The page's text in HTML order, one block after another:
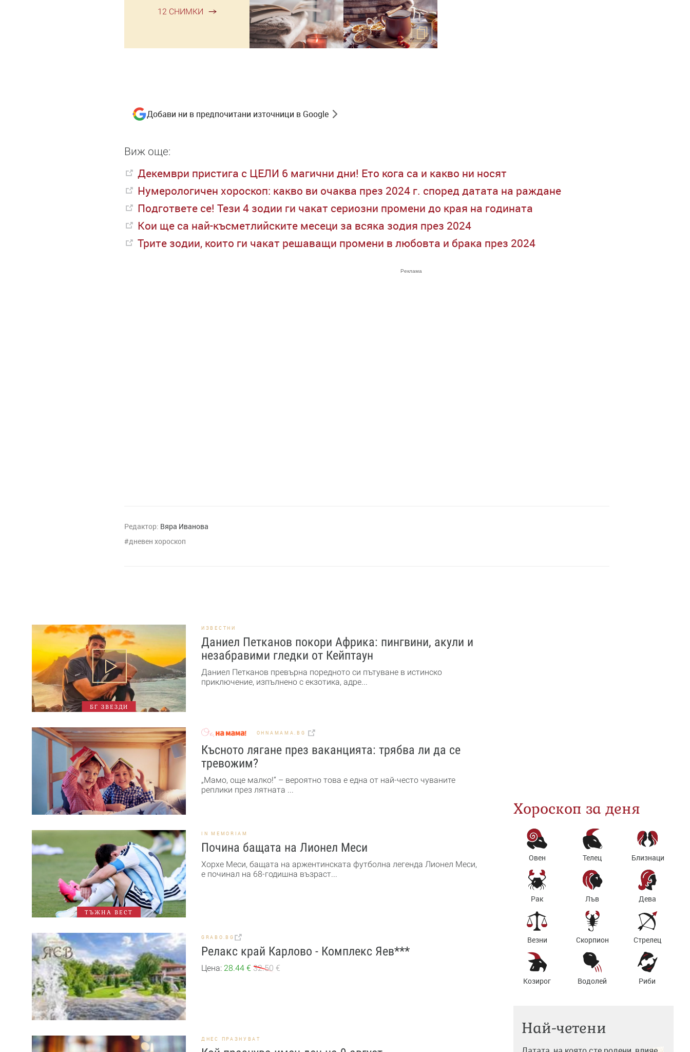
12 СНИМКИ
Добави ни в предпочитани източници в Google
Виж още:
Декември пристига с ЦЕЛИ 6 магични дни! Ето кога са и какво ни носят
Нумерологичен хороскоп: какво ви очаква през 2024 г. според датата на раждане
Подгответе се! Тези 4 зодии ги чакат сериозни промени до края на годината
Кои ще са най-късметлийските месеци за всяка зодия през 2024
Трите зодии, които ги чакат решаващи промени в любовта и брака през 2024
Редактор: Вяра Иванова
дневен хороскоп
БГ ЗВЕЗДИ
ИЗВЕСТНИ
Даниел Петканов покори Африка: пингвини, акули и
незабравими гледки от Кейптаун
Даниел Петканов превърна поредното си пътуване в истинско
приключение, изпълнено с екзотика, адре...
OHNAMAMA.BG
Късното лягане през ваканцията: трябва ли да се
тревожим?
„Мамо, още малко!“ – вероятно това е една от най-често чуваните
реплики през лятната ...
ТЪЖНА ВЕСТ
IN MEMORIAM
Почина бащата на Лионел Меси
Хорхе Меси, бащата на аржентинската футболна легенда Лионел Меси,
е починал на 68-годишна възраст...
GRABO.BG
Релакс край Карлово - Комплекс Яев***
Цена: 28.44 € 32.50 €
ДНЕС ПРАЗНУВАТ
Хороскоп за деня
Овен Телец Близнаци
Рак Лъв Дева
Везни Скорпион Стрелец
Козирог Водолей Риби
Най-четени